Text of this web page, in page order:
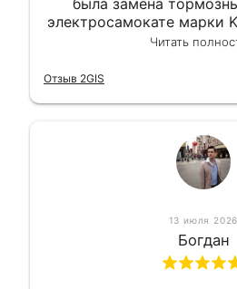
электросамокате марки
сделали в лучшем виде
гарантии, поэтому и
Читать
Отзыв 2GIS
13 июля 2026
Богдан